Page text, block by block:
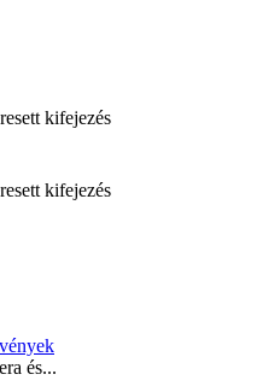
kifejezés
kifejezés
és...